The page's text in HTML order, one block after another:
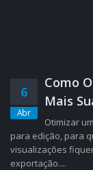
6
Abr
Como
Mais
Otimizar
para edição, para
visualizações
exportação....